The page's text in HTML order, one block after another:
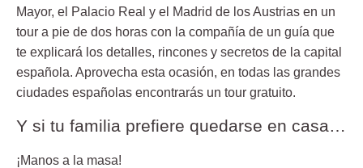
Mayor, el Palacio Real y el Madrid de los Austrias en un
tour a pie de dos horas con la compañía de un guía que
te explicará los detalles, rincones y secretos de la capital
española. Aprovecha esta ocasión, en todas las grandes
ciudades españolas encontrarás un tour gratuito.
Y si tu familia prefiere quedarse en casa…
¡Manos a la masa!